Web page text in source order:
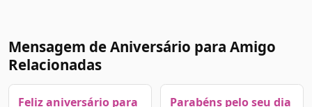
Mensagem de Aniversário para Amigo
Relacionadas
Feliz aniversário para
Parabéns pelo seu dia